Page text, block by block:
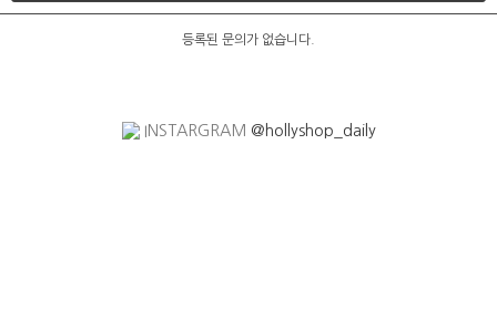
등록된 문의가 없습니다.
INSTARGRAM @hollyshop_daily